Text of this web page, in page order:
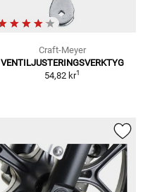
Craft-Meyer
VENTILJUSTERINGSVERKTYG
54,82 kr1